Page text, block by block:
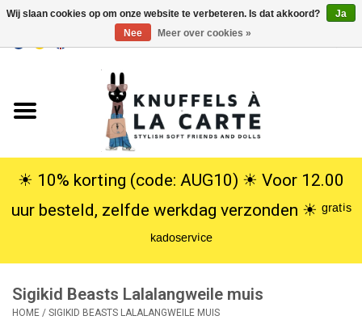
USD
Knuffels
Poppen
SALE
Cadeauservice
☀︎ 10% korting (code: AUG10) ☀︎ Voor 12.00
uur besteld, zelfde werkdag verzonden ☀︎ ᵍʳᵃᵗⁱˢ
ᵏᵃᵈᵒˢᵉʳᵛⁱᶜᵉ
Sigikid Beasts Lalalangweile muis
HOME / SIGIKID BEASTS LALALANGWEILE MUIS
Wij slaan cookies op om onze website te verbeteren. Is dat akkoord?
Ja
Nee
Meer over cookies »